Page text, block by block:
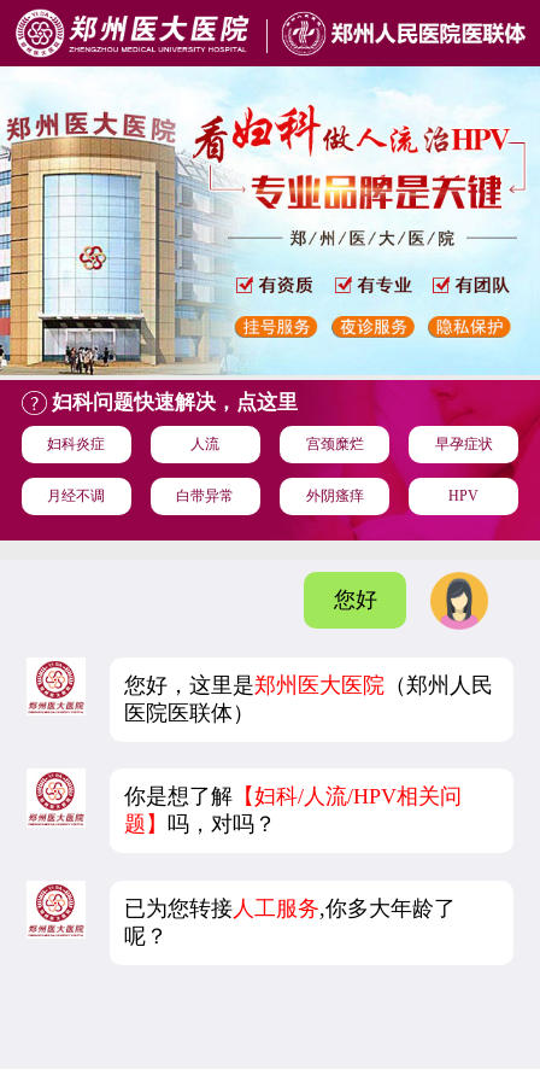
妇科问题快速解决，点这里
妇科炎症 人流 宫颈糜烂 早孕症状
月经不调 白带异常 外阴瘙痒 HPV
您好
您好，这里是郑州医大医院 （郑州人民
医院医联体）
你是想了解 【妇科/人流/HPV相关问
题】吗，对吗？
已为您转接 人工服务,你多大年龄了
呢？